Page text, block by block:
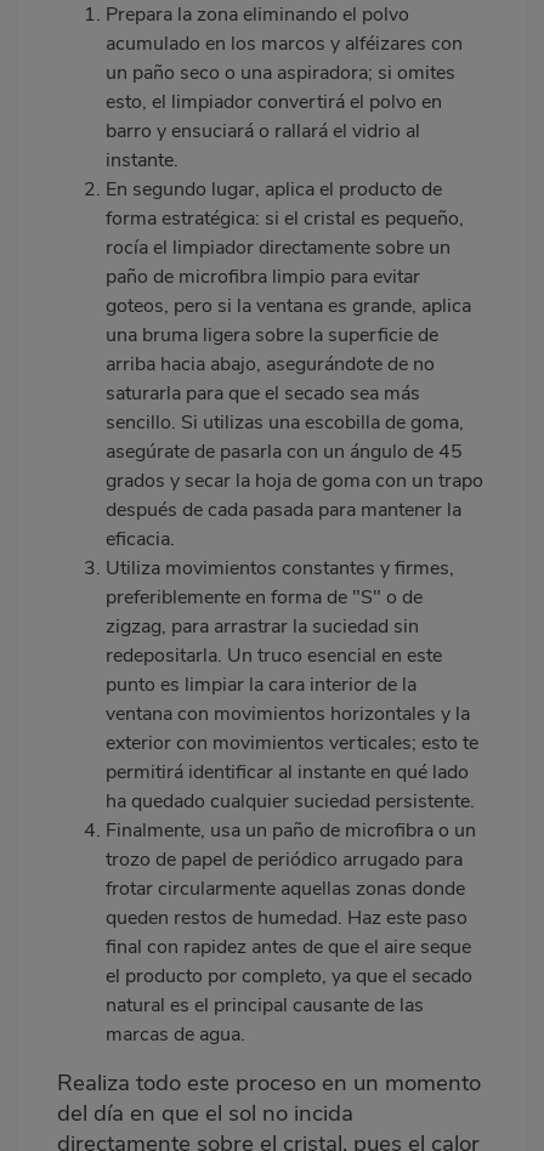
Prepara la zona eliminando el polvo
acumulado en los marcos y alféizares con
un paño seco o una aspiradora; si omites
esto, el limpiador convertirá el polvo en
barro y ensuciará o rallará el vidrio al
instante.
En segundo lugar, aplica el producto de
forma estratégica: si el cristal es pequeño,
rocía el limpiador directamente sobre un
paño de microfibra limpio para evitar
goteos, pero si la ventana es grande, aplica
una bruma ligera sobre la superficie de
arriba hacia abajo, asegurándote de no
saturarla para que el secado sea más
sencillo. Si utilizas una escobilla de goma,
asegúrate de pasarla con un ángulo de 45
grados y secar la hoja de goma con un trapo
después de cada pasada para mantener la
eficacia.
Utiliza movimientos constantes y firmes,
preferiblemente en forma de "S" o de
zigzag, para arrastrar la suciedad sin
redepositarla. Un truco esencial en este
punto es limpiar la cara interior de la
ventana con movimientos horizontales y la
exterior con movimientos verticales; esto te
permitirá identificar al instante en qué lado
ha quedado cualquier suciedad persistente.
Finalmente, usa un paño de microfibra o un
trozo de papel de periódico arrugado para
frotar circularmente aquellas zonas donde
queden restos de humedad. Haz este paso
final con rapidez antes de que el aire seque
el producto por completo, ya que el secado
natural es el principal causante de las
marcas de agua.
Realiza todo este proceso en un momento
del día en que el sol no incida
directamente sobre el cristal, pues el calor